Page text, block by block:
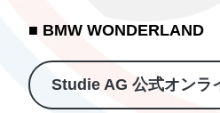
■ BMW WONDERLAND
Studie AG 公式オンラ